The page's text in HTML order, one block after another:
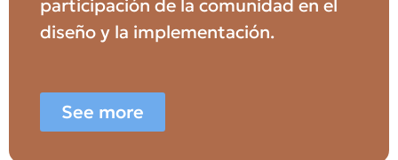
participación de la comunidad en el
diseño y la implementación.
See more